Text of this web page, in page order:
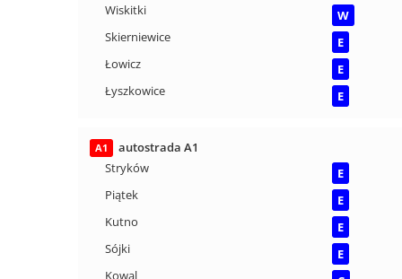
Wiskitki
W
Skierniewice
E
Łowicz
E
Łyszkowice
E
A1
autostrada A1
Stryków
E
Piątek
E
Kutno
E
Sójki
E
Kowal